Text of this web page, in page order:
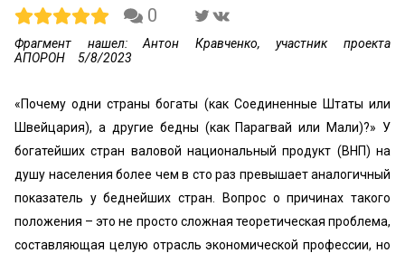
0
Фрагмент нашел: Антон Кравченко, участник проекта
АПОРОН
5/8/2023
«Почему одни страны богаты (как Соединенные Штаты или
Швейцария), а другие бедны (как Парагвай или Мали)?» У
богатейших стран валовой национальный продукт (ВНП) на
душу населения более чем в сто раз превышает аналогичный
показатель у беднейших стран. Вопрос о причинах такого
положения – это не просто сложная теоретическая проблема,
составляющая целую отрасль экономической профессии, но